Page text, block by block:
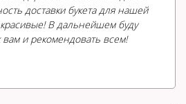
доставки букета для нашей
В дальнейшем буду
и рекомендовать всем!